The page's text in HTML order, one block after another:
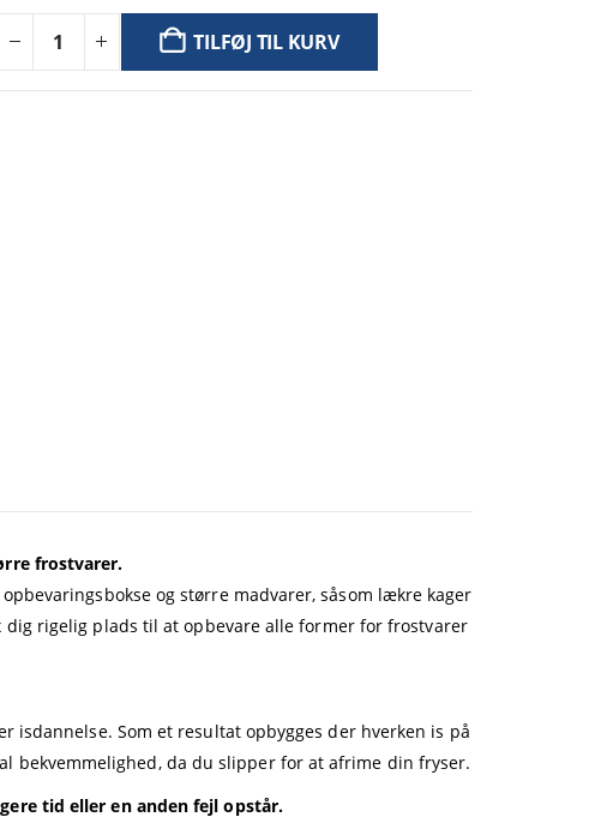
TILFØJ TIL KURV
frostvarer.
og større madvarer, såsom lækre kager
rigelig plads til at opbevare alle former for frostvarer
Som et resultat opbygges der hverken is på
bekvemmelighed, da du slipper for at afrime din fryser.
tid eller en anden fejl opstår.